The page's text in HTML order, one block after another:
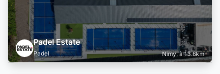
Padel Estate
Padel Nimy, à 13.6km